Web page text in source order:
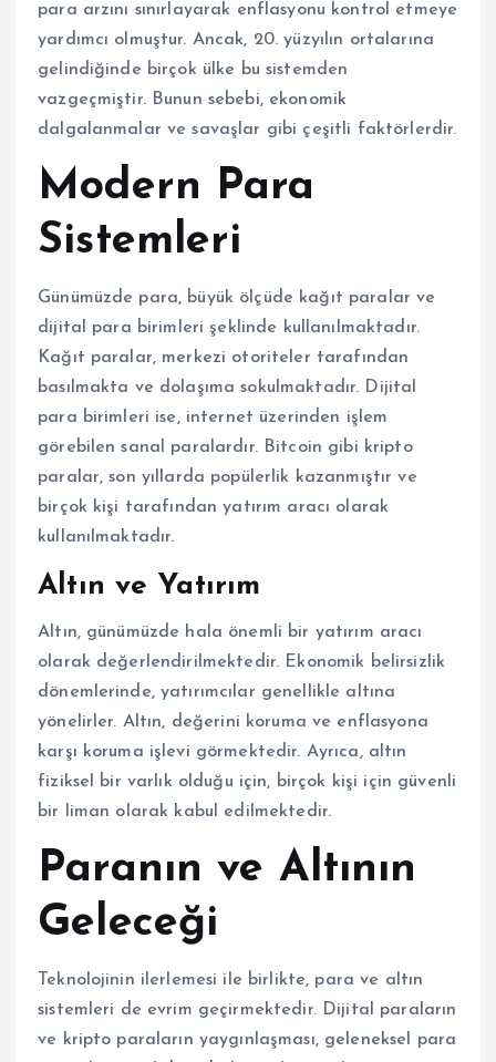
para arzını sınırlayarak enflasyonu kontrol etmeye
yardımcı olmuştur. Ancak, 20. yüzyılın ortalarına
gelindiğinde birçok ülke bu sistemden
vazgeçmiştir. Bunun sebebi, ekonomik
dalgalanmalar ve savaşlar gibi çeşitli faktörlerdir.
Modern Para
Sistemleri
Günümüzde para, büyük ölçüde kağıt paralar ve
dijital para birimleri şeklinde kullanılmaktadır.
Kağıt paralar, merkezi otoriteler tarafından
basılmakta ve dolaşıma sokulmaktadır. Dijital
para birimleri ise, internet üzerinden işlem
görebilen sanal paralardır. Bitcoin gibi kripto
paralar, son yıllarda popülerlik kazanmıştır ve
birçok kişi tarafından yatırım aracı olarak
kullanılmaktadır.
Altın ve Yatırım
Altın, günümüzde hala önemli bir yatırım aracı
olarak değerlendirilmektedir. Ekonomik belirsizlik
dönemlerinde, yatırımcılar genellikle altına
yönelirler. Altın, değerini koruma ve enflasyona
karşı koruma işlevi görmektedir. Ayrıca, altın
fiziksel bir varlık olduğu için, birçok kişi için güvenli
bir liman olarak kabul edilmektedir.
Paranın ve Altının
Geleceği
Teknolojinin ilerlemesi ile birlikte, para ve altın
sistemleri de evrim geçirmektedir. Dijital paraların
ve kripto paraların yaygınlaşması, geleneksel para